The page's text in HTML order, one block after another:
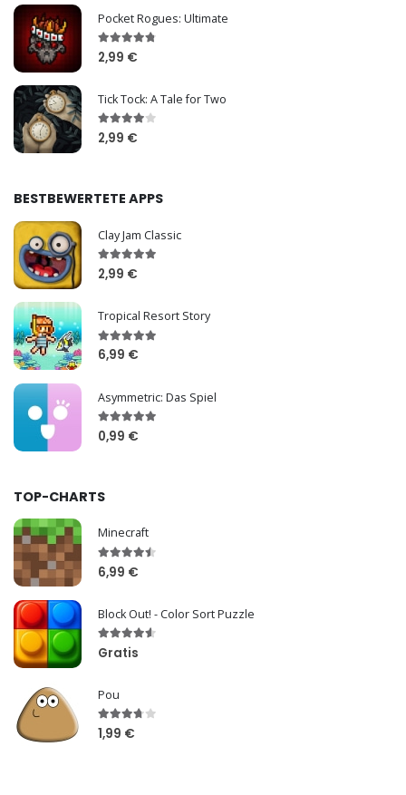
Pocket Rogues: Ultimate
2,99 €
Tick Tock: A Tale for Two
2,99 €
BESTBEWERTETE APPS
Clay Jam Classic
2,99 €
Tropical Resort Story
6,99 €
Asymmetric: Das Spiel
0,99 €
TOP-CHARTS
Minecraft
6,99 €
Block Out! - Color Sort Puzzle
Gratis
Pou
1,99 €